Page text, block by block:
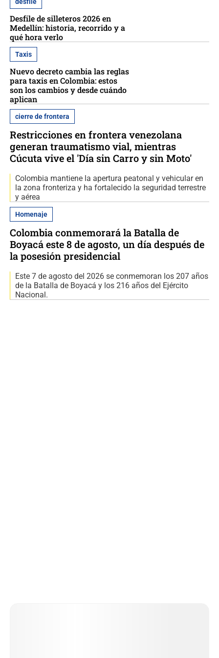
desfile
Desfile de silleteros 2026 en
Medellín: historia, recorrido y a
qué hora verlo
Taxis
Nuevo decreto cambia las reglas
para taxis en Colombia: estos
son los cambios y desde cuándo
aplican
cierre de frontera
Restricciones en frontera venezolana
generan traumatismo vial, mientras
Cúcuta vive el 'Día sin Carro y sin Moto'
Colombia mantiene la apertura peatonal y vehicular en
la zona fronteriza y ha fortalecido la seguridad terrestre
y aérea
Homenaje
Colombia conmemorará la Batalla de
Boyacá este 8 de agosto, un día después de
la posesión presidencial
Este 7 de agosto del 2026 se conmemoran los 207 años
de la Batalla de Boyacá y los 216 años del Ejército
Nacional.